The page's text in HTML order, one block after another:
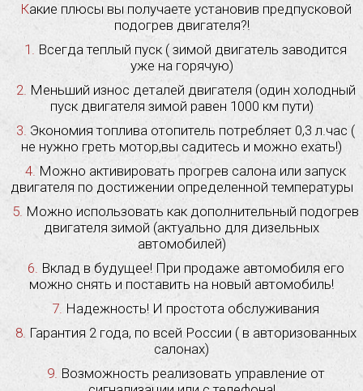
Какие плюсы вы получаете установив предпусковой
подогрев двигателя?!
1. Всегда теплый пуск ( зимой двигатель заводится
уже на горячую)
2. Меньший износ деталей двигателя (один холодный
пуск двигателя зимой равен 1000 км пути)
3. Экономия топлива отопитель потребляет 0,3 л.час (
не нужно греть мотор,вы садитесь и можно ехать!)
4. Можно активировать прогрев салона или запуск
двигателя по достижении определенной температуры
5. Можно использовать как дополнительный подогрев
двигателя зимой (актуально для дизельных
автомобилей)
6. Вклад в будущее! При продаже автомобиля его
можно снять и поставить на новый автомобиль!
7. Надежность! И простота обслуживания
8. Гарантия 2 года, по всей России ( в авторизованных
салонах)
9. Возможность реализовать управление от